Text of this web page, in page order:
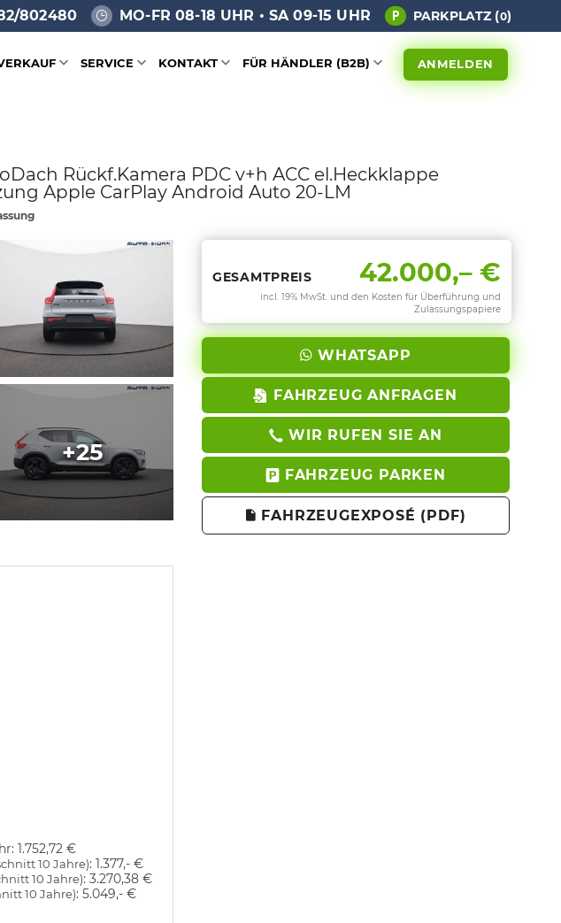
802480 MO-FR 08-18 UHR • SA 09-15 UHR PARKPLATZ (0)
SERVICE KONTAKT FÜR HÄNDLER (B2B) ANMELDEN
Rückf.Kamera PDC v+h ACC el.Heckklappe
Apple CarPlay Android Auto 20-LM
GESAMTPREIS 42.000,– €
incl. 19% MwSt. und den Kosten für Überführung und
Zulassungspapiere
WHATSAPP
FAHRZEUG ANFRAGEN
WIR RUFEN SIE AN
FAHRZEUG PARKEN
FAHRZEUGEXPOSÉ (PDF)
+25
1.752,72 €
10 Jahre): 1.377,- €
10 Jahre): 3.270,38 €
10 Jahre): 5.049,- €